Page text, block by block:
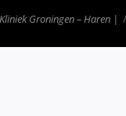
Groningen – Haren |